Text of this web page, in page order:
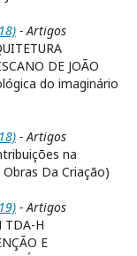
- Artigos
DE JOÃO
do imaginário
- Artigos
na
Da Criação)
- Artigos
TDA-H
E